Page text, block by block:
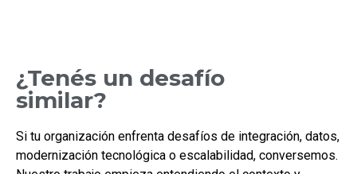
¿Tenés un desafío
similar?
Si tu organización enfrenta desafíos de integración, datos,
modernización tecnológica o escalabilidad, conversemos.